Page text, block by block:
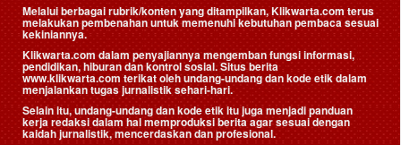
Melalui berbagai rubrik/konten yang ditampilkan, Klikwarta.com terus
melakukan pembenahan untuk memenuhi kebutuhan pembaca sesuai
kekiniannya.
Klikwarta.com dalam penyajiannya mengemban fungsi informasi,
pendidikan, hiburan dan kontrol sosial. Situs berita
www.klikwarta.com terikat oleh undang-undang dan kode etik dalam
menjalankan tugas jurnalistik sehari-hari.
Selain itu, undang-undang dan kode etik itu juga menjadi panduan
kerja redaksi dalam hal memproduksi berita agar sesuai dengan
kaidah jurnalistik, mencerdaskan dan profesional.